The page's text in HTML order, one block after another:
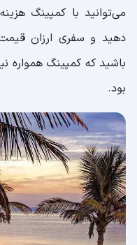
می‌توانید با کمپینگ
دهید و سفری ارزان قیمت
باشید که کمپینگ همواره
بود.